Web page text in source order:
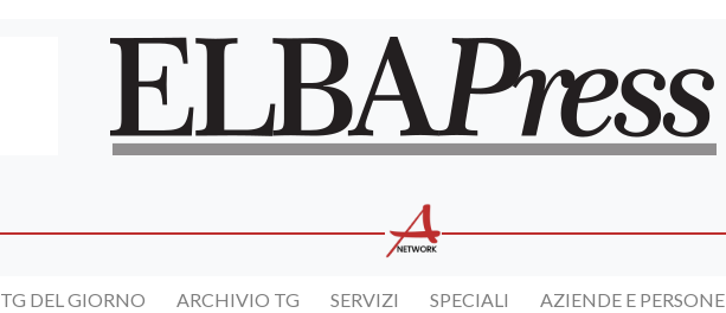
TG DEL GIORNO ARCHIVIO TG SERVIZI SPECIALI AZIENDE E PERSONE